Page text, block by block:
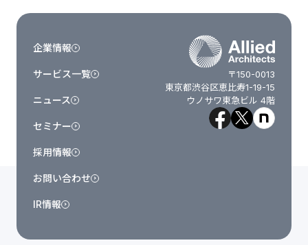
〒150-0013
東京都渋谷区恵比寿1-19-15
ウノサワ東急ビル 4階
企業情報
サービス一覧
ニュース
セミナー
採用情報
お問い合わせ
IR情報